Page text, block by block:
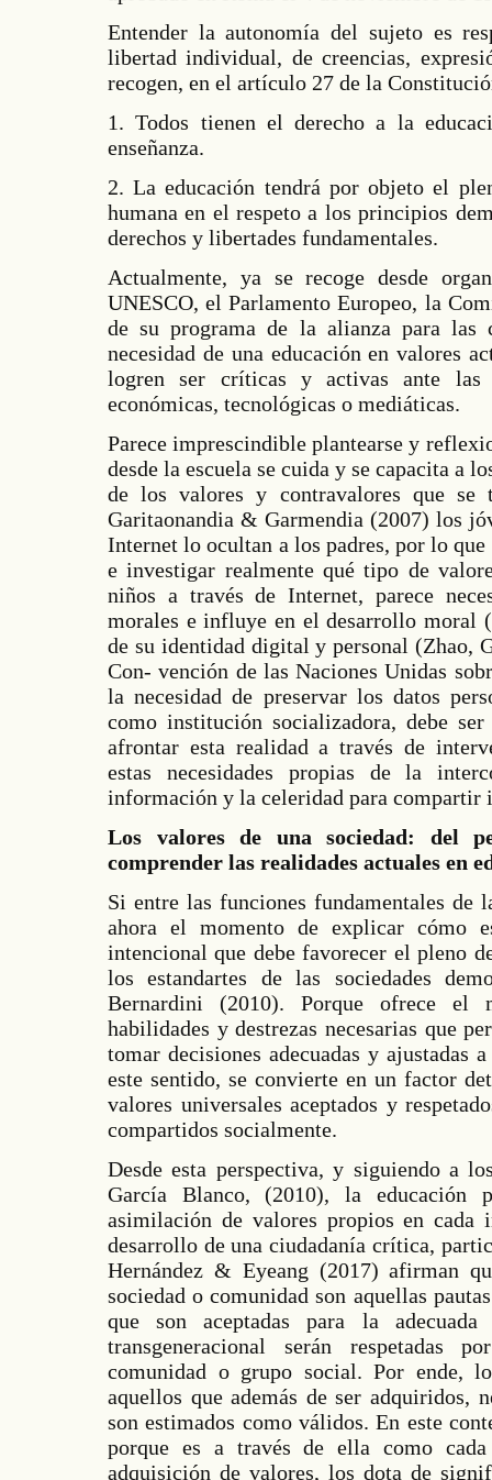
Entender la autonomía del sujeto es
libertad individual, de creencias,
recogen, en el artículo 27 de la
1. Todos tienen el derecho a la
enseñanza.
2. La educación tendrá por objeto el
humana en el respeto a los principios
derechos y libertades fundamentales.
Actualmente, ya se recoge desde
UNESCO, el Parlamento Europeo, la
de su programa de la alianza para
necesidad de una educación en valores
logren ser críticas y activas ante las
económicas, tecnológicas o mediáticas.
Parece imprescindible plantearse y
desde la escuela se cuida y se capacita a
de los valores y contravalores que se
Garitaonandia & Garmendia (2007) los
Internet lo ocultan a los padres, por lo
e investigar realmente qué tipo de
niños a través de Internet, parece
morales e influye en el desarrollo moral
de su identidad digital y personal (Zhao,
Con- vención de las Naciones Unidas
la necesidad de preservar los datos
como institución socializadora, debe
afrontar esta realidad a través de
estas necesidades propias de la
información y la celeridad para compartir
Los valores de una sociedad: del
comprender las realidades actuales en
Si entre las funciones fundamentales de
ahora el momento de explicar cómo
intencional que debe favorecer el pleno
los estandartes de las sociedades
Bernardini (2010). Porque ofrece el
habilidades y destrezas necesarias que
tomar decisiones adecuadas y ajustadas
este sentido, se convierte en un factor
valores universales aceptados y
compartidos socialmente.
Desde esta perspectiva, y siguiendo a
García Blanco, (2010), la educación
asimilación de valores propios en cada
desarrollo de una ciudadanía crítica,
Hernández & Eyeang (2017) afirman
sociedad o comunidad son aquellas
que son aceptadas para la
transgeneracional serán respetadas
comunidad o grupo social. Por ende,
aquellos que además de ser adquiridos,
son estimados como válidos. En este
porque es a través de ella como
adquisición de valores, los dota de